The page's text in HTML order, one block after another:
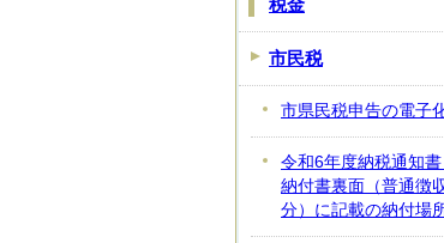
税金
市民税
市県民税申告の電子
令和6年度納税通知書
納付書裏面（普通徴
分）に記載の納付場